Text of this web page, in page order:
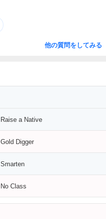
他の質問をしてみる
Raise a Native
Gold Digger
Smarten
No Class